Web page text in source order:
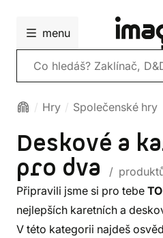
menu
Vyhledávání
Hry Společenské hry
Deskové a
pro dva
/
Připravili jsme si pro tebe
nejlepších karetních a
V této kategorii najdeš